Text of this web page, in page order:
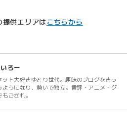
供エリアは こちらから
ろー
ット大好きゆとり世代。趣味のブログをきっ
ようになり、勢いで独立。書評・アニメ・グ
ござれ。